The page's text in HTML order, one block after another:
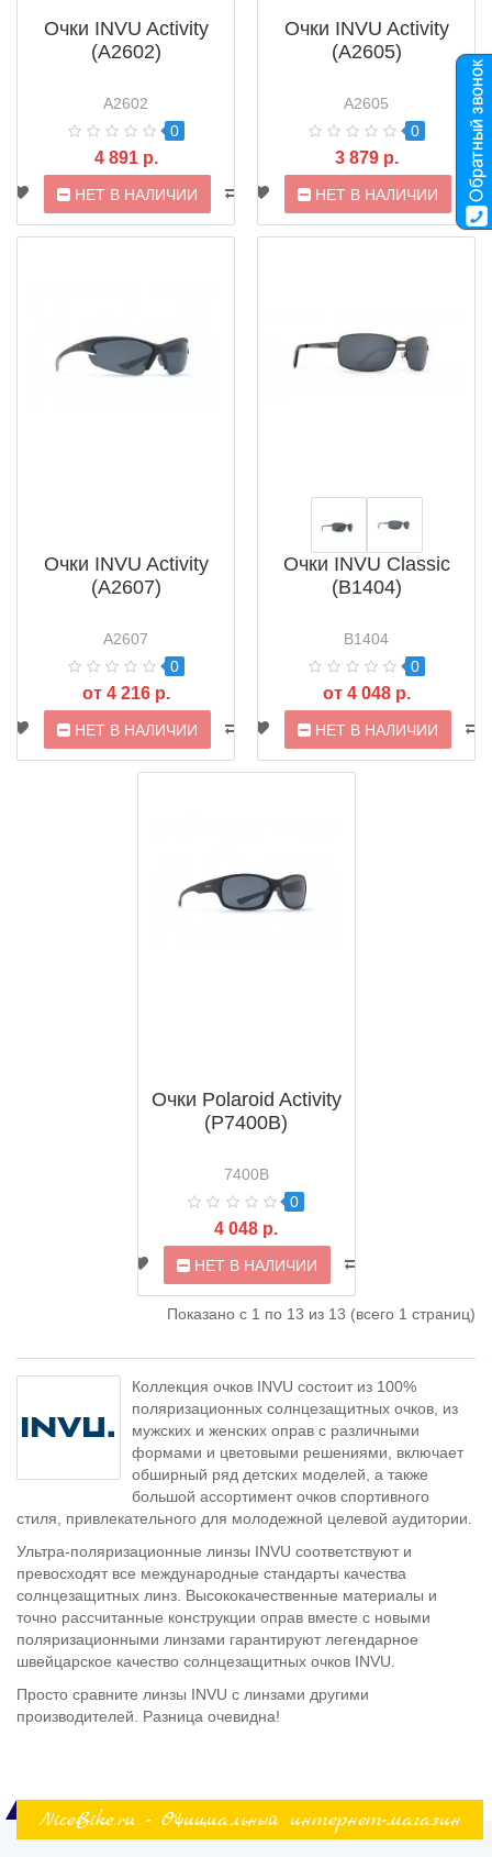
Очки INVU Activity
(A2602)
A2602
0
4 891 р.
НЕТ В НАЛИЧИИ
Очки INVU Activity
(A2605)
A2605
0
3 879 р.
НЕТ В НАЛИЧИИ
Очки INVU Activity
(A2607)
A2607
0
от 4 216 р.
НЕТ В НАЛИЧИИ
Очки INVU Classic
(B1404)
B1404
0
от 4 048 р.
НЕТ В НАЛИЧИИ
Очки Polaroid Activity
(P7400B)
7400B
0
4 048 р.
НЕТ В НАЛИЧИИ
Показано с 1 по 13 из 13 (всего 1 страниц)
Коллекция очков INVU состоит из 100%
поляризационных солнцезащитных очков, из
мужских и женских оправ с различными
формами и цветовыми решениями, включает
обширный ряд детских моделей, а также
большой ассортимент очков спортивного
стиля, привлекательного для молодежной целевой аудитории.
Ультра-поляризационные линзы INVU соответствуют и
превосходят все международные стандарты качества
солнцезащитных линз. Высококачественные материалы и
точно рассчитанные конструкции оправ вместе с новыми
поляризационными линзами гарантируют легендарное
швейцарское качество солнцезащитных очков INVU.
Просто сравните линзы INVU с линзами другими
производителей. Разница очевидна!
NiceBike.ru - Официальный интернет-магазин